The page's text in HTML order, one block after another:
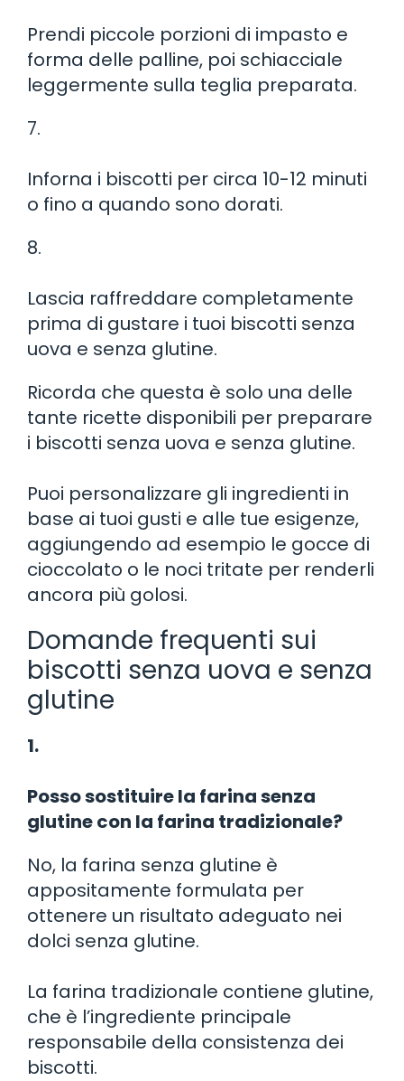
Prendi piccole porzioni di impasto e
forma delle palline, poi schiacciale
leggermente sulla teglia preparata.
7.
Inforna i biscotti per circa 10-12 minuti
o fino a quando sono dorati.
8.
Lascia raffreddare completamente
prima di gustare i tuoi biscotti senza
uova e senza glutine.
Ricorda che questa è solo una delle
tante ricette disponibili per preparare
i biscotti senza uova e senza glutine.
Puoi personalizzare gli ingredienti in
base ai tuoi gusti e alle tue esigenze,
aggiungendo ad esempio le gocce di
cioccolato o le noci tritate per renderli
ancora più golosi.
Domande frequenti sui
biscotti senza uova e senza
glutine
1.
Posso sostituire la farina senza
glutine con la farina tradizionale?
No, la farina senza glutine è
appositamente formulata per
ottenere un risultato adeguato nei
dolci senza glutine.
La farina tradizionale contiene glutine,
che è l’ingrediente principale
responsabile della consistenza dei
biscotti.